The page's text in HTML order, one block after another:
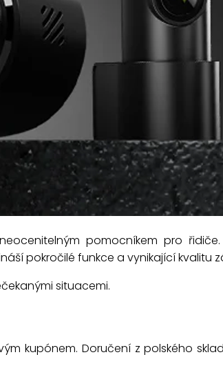
pomocníkem pro řidiče.
pokročilé funkce a vynikající kvalitu
situacemi.
kupónem. Doručení z polského